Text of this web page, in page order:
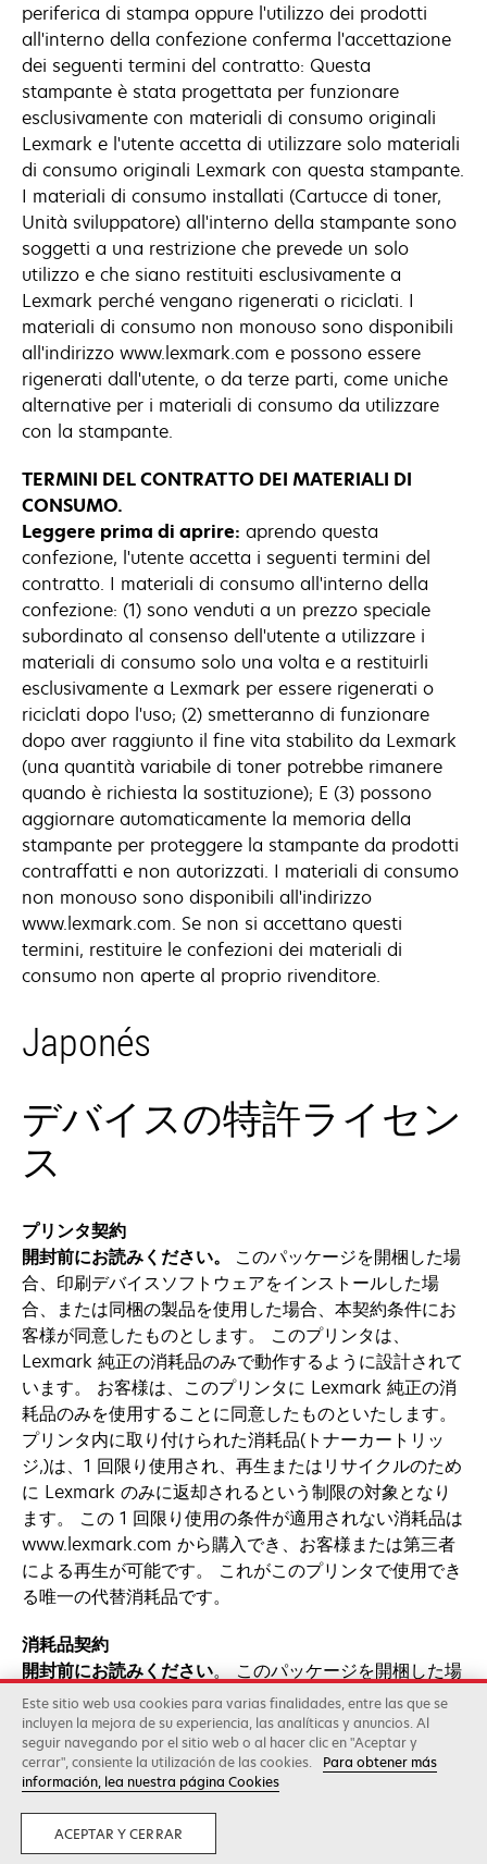
periferica di stampa oppure l'utilizzo dei prodotti
all'interno della confezione conferma l'accettazione
dei seguenti termini del contratto: Questa
stampante è stata progettata per funzionare
esclusivamente con materiali di consumo originali
Lexmark e l'utente accetta di utilizzare solo materiali
di consumo originali Lexmark con questa stampante.
I materiali di consumo installati (Cartucce di toner,
Unità sviluppatore) all'interno della stampante sono
soggetti a una restrizione che prevede un solo
utilizzo e che siano restituiti esclusivamente a
Lexmark perché vengano rigenerati o riciclati. I
materiali di consumo non monouso sono disponibili
all'indirizzo www.lexmark.com e possono essere
rigenerati dall'utente, o da terze parti, come uniche
alternative per i materiali di consumo da utilizzare
con la stampante.
TERMINI DEL CONTRATTO DEI MATERIALI DI
CONSUMO.
Leggere prima di aprire: aprendo questa
confezione, l'utente accetta i seguenti termini del
contratto. I materiali di consumo all'interno della
confezione: (1) sono venduti a un prezzo speciale
subordinato al consenso dell'utente a utilizzare i
materiali di consumo solo una volta e a restituirli
esclusivamente a Lexmark per essere rigenerati o
riciclati dopo l'uso; (2) smetteranno di funzionare
dopo aver raggiunto il fine vita stabilito da Lexmark
(una quantità variabile di toner potrebbe rimanere
quando è richiesta la sostituzione); E (3) possono
aggiornare automaticamente la memoria della
stampante per proteggere la stampante da prodotti
contraffatti e non autorizzati. I materiali di consumo
non monouso sono disponibili all'indirizzo
www.lexmark.com. Se non si accettano questi
termini, restituire le confezioni dei materiali di
consumo non aperte al proprio rivenditore.
Japonés
デバイスの特許ライセン
ス
プリンタ契約
開封前にお読みください。 このパッケージを開梱した場
合、印刷デバイスソフトウェアをインストールした場
合、または同梱の製品を使用した場合、本契約条件にお
客様が同意したものとします。 このプリンタは、
Lexmark 純正の消耗品のみで動作するように設計されて
います。 お客様は、このプリンタに Lexmark 純正の消
耗品のみを使用することに同意したものといたします。
プリンタ内に取り付けられた消耗品(トナーカートリッ
ジ,)は、1 回限り使用され、再生またはリサイクルのため
に Lexmark のみに返却されるという制限の対象となり
ます。 この 1 回限り使用の条件が適用されない消耗品は
www.lexmark.com から購入でき、お客様または第三者
による再生が可能です。 これがこのプリンタで使用でき
る唯一の代替消耗品です。
消耗品契約
開封前にお読みください。 このパッケージを開梱した場
合、本契約条件にお客様が同意したものとします。 同梱
の消耗品は、（1）お客様が当該消耗品を 1 回限り使用
し、使用後は再生またはリサイクルのために Lexmark
のみに返却すると合意することを条件に特別価格で販売
した後は機能を停止し（交換を必要とする際に、多少の
トナーが残る場合があります）、（3）純正以外および
Este sitio web usa cookies para varias finalidades, entre las que se
incluyen la mejora de su experiencia, las analíticas y anuncios. Al
seguir navegando por el sitio web o al hacer clic en "Aceptar y
cerrar", consiente la utilización de las cookies.
Para obtener más
información, lea nuestra página Cookies
ACEPTAR Y CERRAR